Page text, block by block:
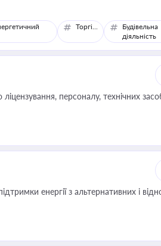
Торгівля
Будівельна
діяльність
персоналу, технічних
енергії з альтернативних і